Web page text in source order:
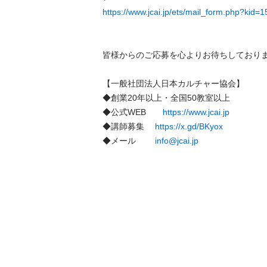
https://www.jcai.jp/ets/
皆様からのご応募を心よりお待ちしておりま
【一般社団法人日本カルチャー協会】
◆創業20年以上・全国50教室以上
◆公式WEB https://www.jcai.jp
◆講師募集 https://x.gd/BKyox
◆メール info@jcai.jp